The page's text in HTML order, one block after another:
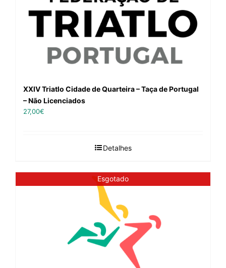
XXIV Triatlo Cidade de Quarteira – Taça de Portugal
– Não Licenciados
27,00€
Detalhes
Esgotado